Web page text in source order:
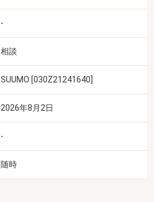
-
相談
SUUMO [030Z21241640]
2026年8月2日
-
随時